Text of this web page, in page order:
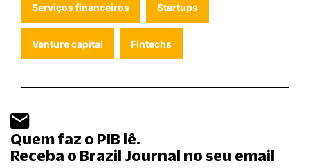
Serviços financeiros Startups
Venture capital Fintechs
Quem faz o PIB lê.
Receba o Brazil Journal no seu email